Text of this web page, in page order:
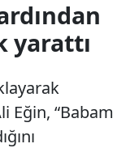
yarattı
Eğin, “Babam